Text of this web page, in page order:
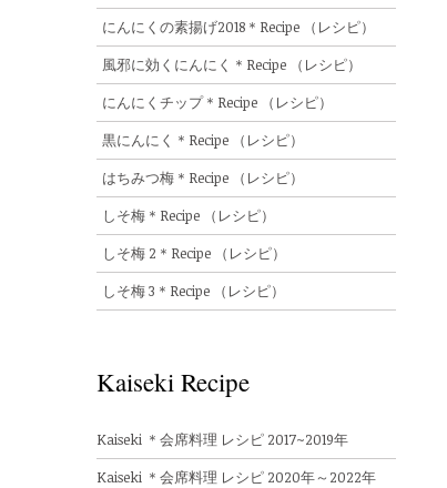
にんにくの素揚げ2018＊Recipe （レシピ）
風邪に効くにんにく＊Recipe （レシピ）
にんにくチップ＊Recipe （レシピ）
黒にんにく＊Recipe （レシピ）
はちみつ梅＊Recipe （レシピ）
しそ梅＊Recipe （レシピ）
しそ梅 2＊Recipe （レシピ）
しそ梅 3＊Recipe （レシピ）
Kaiseki Recipe
Kaiseki ＊会席料理 レシピ 2017~2019年
Kaiseki ＊会席料理 レシピ 2020年～2022年